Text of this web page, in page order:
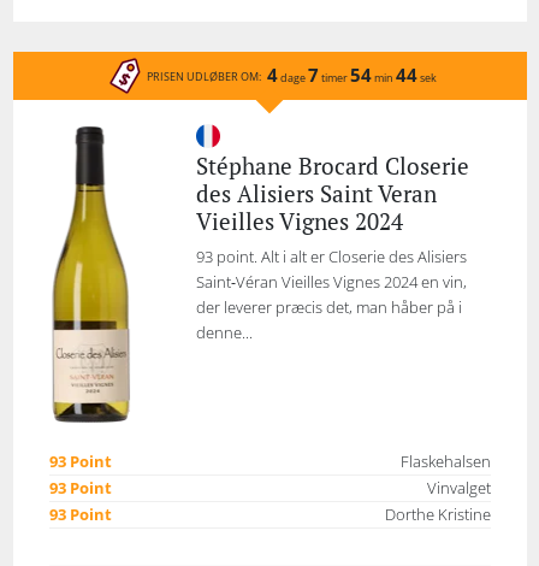
PRISEN UDLØBER OM: 4dage7 timer54min 44sek
Stéphane Brocard Closerie
des Alisiers Saint Veran
Vieilles Vignes 2024
93 point. Alt i alt er Closerie des Alisiers
Saint‑Véran Vieilles Vignes 2024 en vin,
der leverer præcis det, man håber på i
denne...
93 Point
Flaskehalsen
93 Point
Vinvalget
93 Point
Dorthe Kristine